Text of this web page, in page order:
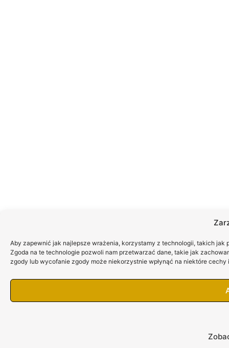
Aby zapewnić jak najlepsze wrażenia, korzystamy z technologii, takich
Zgoda na te technologie pozwoli nam przetwarzać dane, takie jak
zgody lub wycofanie zgody może niekorzystnie wpłynąć na niektóre cechy